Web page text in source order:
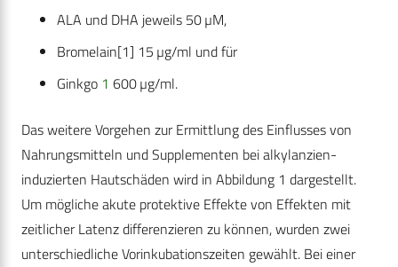
ALA und DHA jeweils 50 µM,
Bromelain[1] 15 µg/ml und für
Ginkgo 1 600 µg/ml.
Das weitere Vorgehen zur Ermittlung des Einflusses von
Nahrungsmitteln und Supplementen bei alkylanzien-
induzierten Hautschäden wird in Abbildung 1 dargestellt.
Um mögliche akute protektive Effekte von Effekten mit
zeitlicher Latenz differenzieren zu können, wurden zwei
unterschiedliche Vorinkubationszeiten gewählt. Bei einer